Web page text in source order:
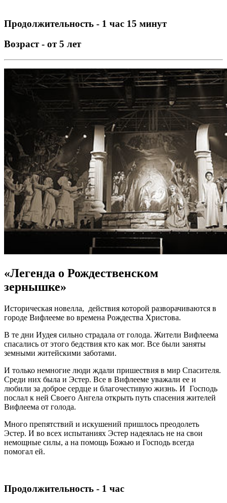
Продолжительность - 1 час 15 минут
Возраст - от 5 лет
«Легенда о Рождественском
зернышке»
Историческая новелла, действия которой разворачиваются в
городе Вифлееме во времена Рождества Христова.
В те дни Иудея сильно страдала от голода. Жители Вифлеема
спасались от этого бедствия кто как мог. Все были заняты
земными житейскими заботами.
И только немногие люди ждали пришествия в мир Спасителя.
Среди них была и Эстер. Все в Вифлееме уважали ее и
любили за доброе сердце и благочестивую жизнь. И Господь
послал к ней Своего Ангела открыть путь спасения жителей
Вифлеема от голода.
Много препятствий и искушений пришлось преодолеть
Эстер. И во всех испытаниях Эстер надеялась не на свои
немощные силы, а на помощь Божью и Господь всегда
помогал ей.
Продолжительность - 1 час